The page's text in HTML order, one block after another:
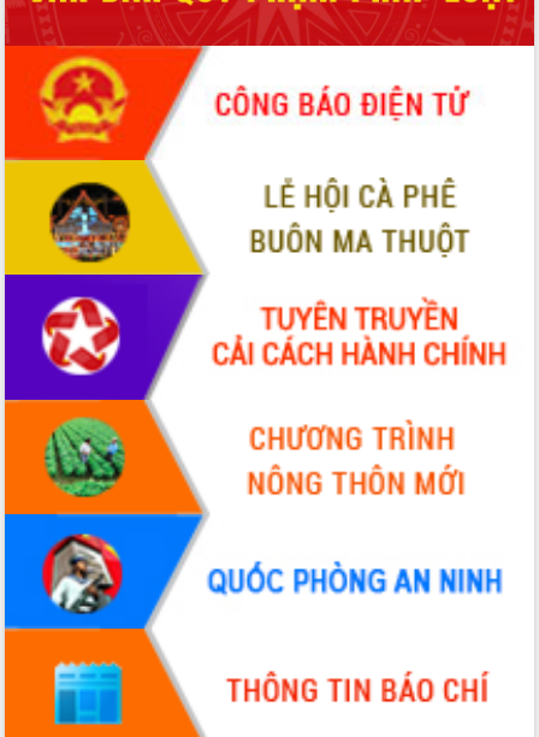
Đắk Lắk sẵn sàng các điều kiện cho
Ngày hội bầu cử đại biểu Quốc hội
khóa XVI và HĐND các cấp nhiệm kỳ
2026-2031
Đảm bảo cuộc bầu cử đại biểu Quốc
hội và đại biểu HĐND các cấp diễn ra
an toàn, hiệu quả, đúng quy định
Thủ tướng Chính phủ Phạm Minh Chính
kiểm tra, chỉ đạo hoàn thành các dự
án cao tốc và thăm khu tái định cư tại
Đắk Lắk
Sôi nổi Hội đua ngựa truyền thống Gò
Thì Thùng mừng Xuân Bính Ngọ 2026
Lãnh đạo tỉnh dâng hương tưởng niệm
tại Đập Đồng Cam đầu Xuân Bính Ngọ
Ngành nông nghiệp phấn đấu tăng
trưởng đạt 5,86% trong năm 2026
UBND tỉnh Đắk Lắk triển khai công tác
quốc phòng, quân sự địa phương năm
2026
Đắk Lắk tập trung toàn lực khắc phục
tồn tại IUU, sẵn sàng làm việc với
Đoàn thanh tra EC
Chủ tịch UBND tỉnh Tạ Anh Tuấn thăm,
chúc mừng các bệnh viện nhân Ngày
Thầy thuốc Việt Nam
Rộn ràng lễ hội truyền thống Sông
nước Đà Nông lần thứ I năm 2026